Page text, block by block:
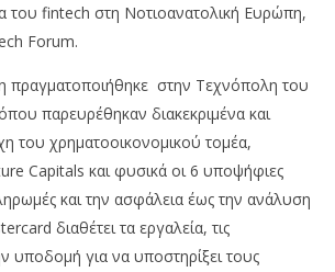
του fintech στη Νοτιοανατολική Ευρώπη,
Forum.
πραγματοποιήθηκε στην Τεχνόπολη του
παρευρέθηκαν διακεκριμένα και
του χρηματοοικονομικού τομέα,
Capitals και φυσικά οι 6 υποψήφιες
και την ασφάλεια έως την ανάλυση
διαθέτει τα εργαλεία, τις
υποδομή για να υποστηρίξει τους